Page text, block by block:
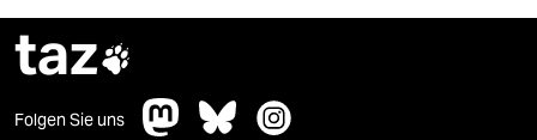
taz
Folgen Sie uns